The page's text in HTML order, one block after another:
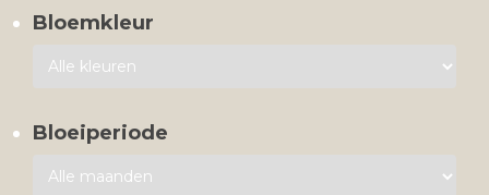
Bloemkleur
Bloeiperiode